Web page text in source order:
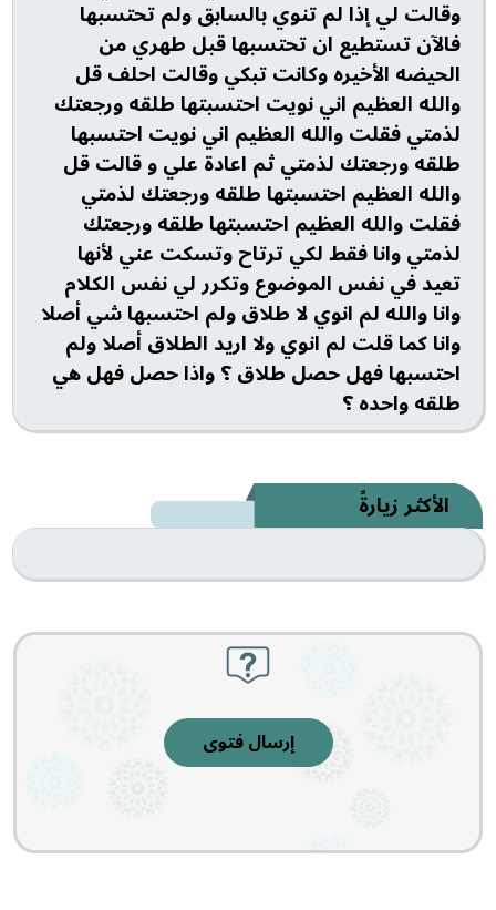
الأكثر زيارةً
إرسال فتوى
وقالت لي إذا لم تنوي بالسابق ولم تحتسبها
فالآن تستطيع ان تحتسبها قبل طهري من
الحيضه الأخيره وكانت تبكي وقالت احلف قل
والله العظيم اني نويت احتسبتها طلقه ورجعتك
لذمتي فقلت والله العظيم اني نويت احتسبها
طلقه ورجعتك لذمتي ثم اعادة علي و قالت قل
والله العظيم احتسبتها طلقه ورجعتك لذمتي
فقلت والله العظيم احتسبتها طلقه ورجعتك
لذمتي وانا فقط لكي ترتاح وتسكت عني لأنها
تعيد في نفس الموضوع وتكرر لي نفس الكلام
وانا والله لم انوي لا طلاق ولم احتسبها شي أصلا
وانا كما قلت لم انوي ولا اريد الطلاق أصلا ولم
احتسبها فهل حصل طلاق ؟ واذا حصل فهل هي
طلقه واحده ؟